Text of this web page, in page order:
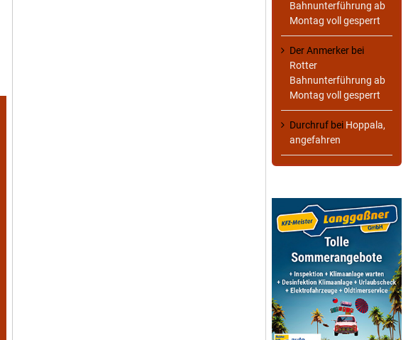
Bahnunterführung ab
Montag voll gesperrt
Der Anmerker bei
Rotter
Bahnunterführung ab
Montag voll gesperrt
Durchruf bei Hoppala,
angefahren